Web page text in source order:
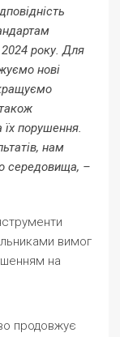
2024 року. Для
нові
їх порушення.
нам
середовища, –
вимог
на
продовжує